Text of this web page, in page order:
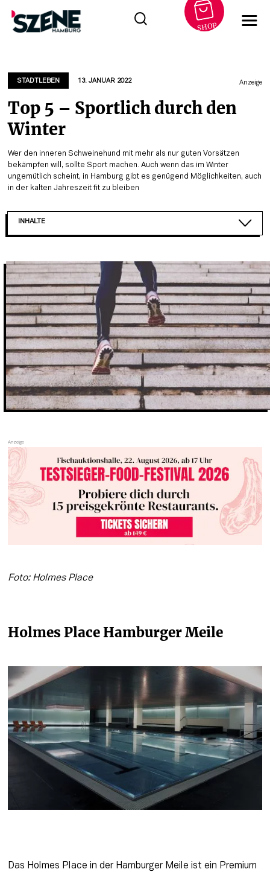
springen
SHOP
STADTLEBEN 13. JANUAR 2022 Anzeige
Top 5 – Sportlich durch den
Winter
Wer den inneren Schweinehund mit mehr als nur guten Vorsätzen
bekämpfen will, sollte Sport machen. Auch wenn das im Winter
ungemütlich scheint, in Hamburg gibt es genügend Möglichkeiten, auch
in der kalten Jahreszeit fit zu bleiben
INHALTE
STORM BOOTCAMP
EVO FITNESSCLUB
BOULDERN
SCHLITTSCHUHLAUFEN
Foto: Holmes Place
Holmes Place Hamburger Meile
Das Holmes Place in der Hamburger Meile ist ein Premium